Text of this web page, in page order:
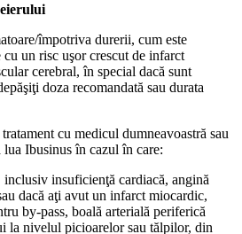
împotriva durerii, cum este
un risc uşor crescut de infarct
cerebral, în special dacă sunt
doza recomandată sau durata
cu medicul dumneavoastră sau
Ibusinus în cazul în care:
insuficienţă cardiacă, angină
dacă aţi avut un infarct miocardic,
by-pass, boală arterială periferică
la nivelul picioarelor sau tălpilor, din